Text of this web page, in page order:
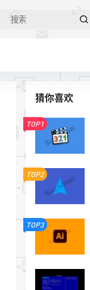
猜你喜欢
TOP1
TOP2
TOP3